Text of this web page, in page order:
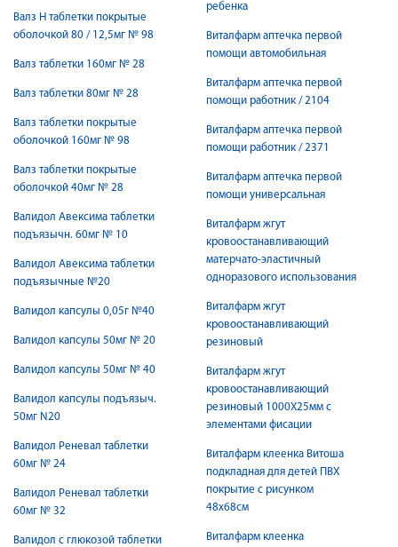
Валз Н таблетки покрытые
оболочкой 80 / 12,5мг № 98
Валз таблетки 160мг № 28
Валз таблетки 80мг № 28
Валз таблетки покрытые
оболочкой 160мг № 98
Валз таблетки покрытые
оболочкой 40мг № 28
Валидол Авексима таблетки
подъязычн. 60мг № 10
Валидол Авексима таблетки
подъязычные №20
Валидол капсулы 0,05г №40
Валидол капсулы 50мг № 20
Валидол капсулы 50мг № 40
Валидол капсулы подъязыч.
50мг N20
Валидол Реневал таблетки
60мг № 24
Валидол Реневал таблетки
60мг № 32
Валидол с глюкозой таблетки
ребенка
Виталфарм аптечка первой
помощи автомобильная
Виталфарм аптечка первой
помощи работник / 2104
Виталфарм аптечка первой
помощи работник / 2371
Виталфарм аптечка первой
помощи универсальная
Виталфарм жгут
кровоостанавливающий
матерчато-эластичный
одноразового использования
Виталфарм жгут
кровоостанавливающий
резиновый
Виталфарм жгут
кровоостанавливающий
резиновый 1000Х25мм с
элементами фисации
Виталфарм клеенка Витоша
подкладная для детей ПВХ
покрытие с рисунком
48х68см
Виталфарм клеенка